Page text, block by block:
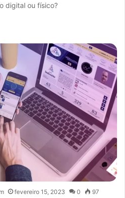
digital ou físico?
fevereiro 15, 2023 0 97